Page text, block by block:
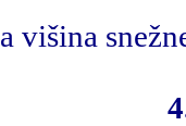
višina